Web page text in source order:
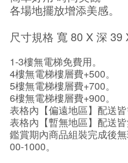
各場地擺放增添美感。
尺寸規格 寬 80 X 深 39
1-3樓無電梯免費用。
4樓無電梯樓層費+500。
5樓無電梯樓層費+700。
6樓無電梯樓層費+900。
表格內【偏遠地區】配送皆
表格內【暫無地區】配送皆
鑑賞期內商品組裝完成後
00-1000。